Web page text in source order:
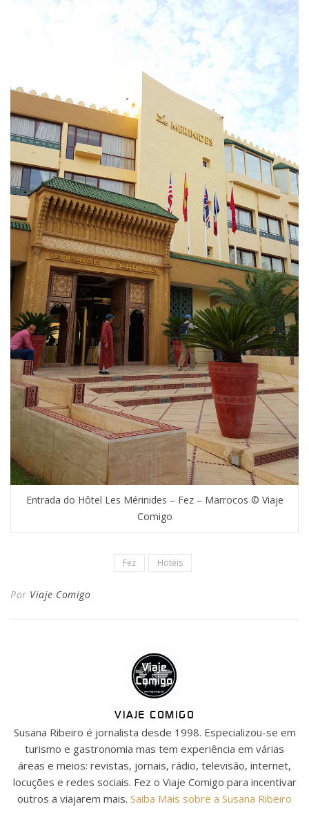
Entrada do Hôtel Les Mérinides – Fez – Marrocos © Viaje
Comigo
Fez Hotéis
Por Viaje Comigo
VIAJE COMIGO
Susana Ribeiro é jornalista desde 1998. Especializou-se em
turismo e gastronomia mas tem experiência em várias
áreas e meios: revistas, jornais, rádio, televisão, internet,
locuções e redes sociais. Fez o Viaje Comigo para incentivar
outros a viajarem mais. Saiba Mais sobre a Susana Ribeiro